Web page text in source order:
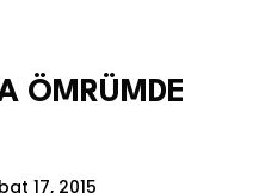
ÖMRÜMDE
17, 2015